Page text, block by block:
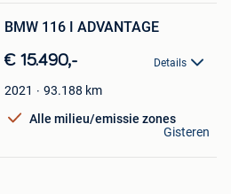
BMW 116 I ADVANTAGE
€ 15.490,- Details
2021 93.188 km
Alle milieu/emissie zones
Gisteren